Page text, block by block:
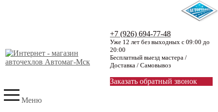
+7 (926) 694-77-48
Уже 12 лет без выходных с 09:00 до
20:00
Бесплатный выезд мастера /
Доставка / Самовывоз
Заказать обратный звонок
Меню